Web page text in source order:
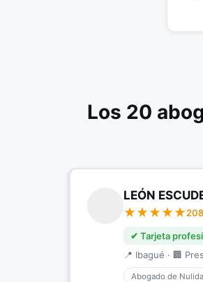
Los 20
LEÓN
✔ Tarjeta
📍 Ibagué · 🏢
Abogado de